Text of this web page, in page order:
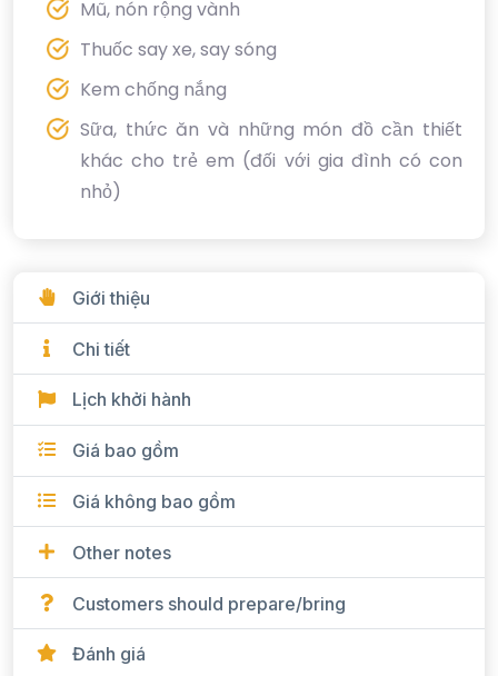
Mũ, nón rộng vành
Thuốc say xe, say sóng
Kem chống nắng
Sữa, thức ăn và những món đồ cần thiết
khác cho trẻ em (đối với gia đình có con
nhỏ)
Giới thiệu
Chi tiết
Lịch khởi hành
Giá bao gồm
Giá không bao gồm
Other notes
Customers should prepare/bring
Đánh giá